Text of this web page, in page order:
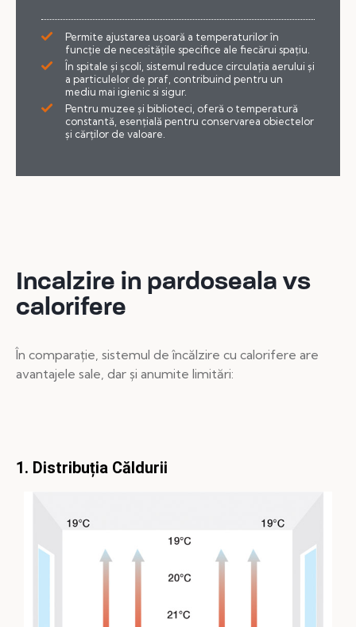
Permite ajustarea ușoară a temperaturilor în
funcție de necesitățile specifice ale fiecărui spațiu.
În spitale și școli, sistemul reduce circulația aerului și
a particulelor de praf, contribuind pentru un
mediu mai igienic si sigur.
Pentru muzee și biblioteci, oferă o temperatură
constantă, esențială pentru conservarea obiectelor
și cărților de valoare.
Incalzire in pardoseala vs
calorifere
În comparație, sistemul de încălzire cu calorifere are
avantajele sale, dar și anumite limitări:
1. Distribuția Căldurii